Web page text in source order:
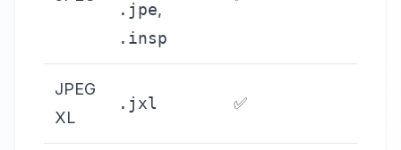
.jpe,
.insp
JPEG
XL
.jxl ✅